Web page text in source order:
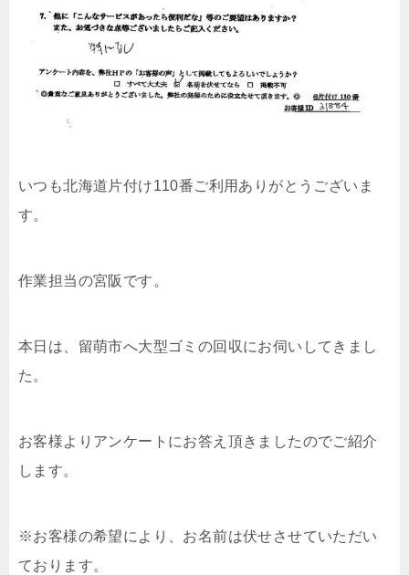
いつも北海道片付け110番ご利用ありがとうございま
す。
作業担当の宮阪です。
本日は、留萌市へ大型ゴミの回収にお伺いしてきまし
た。
お客様よりアンケートにお答え頂きましたのでご紹介
します。
※お客様の希望により、お名前は伏せさせていただい
ております。